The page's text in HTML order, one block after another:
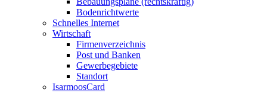
Bodenrichtwerte
Schnelles Internet
Wirtschaft
Firmenverzeichnis
Post und Banken
Gewerbegebiete
Standort
IsarmoosCard